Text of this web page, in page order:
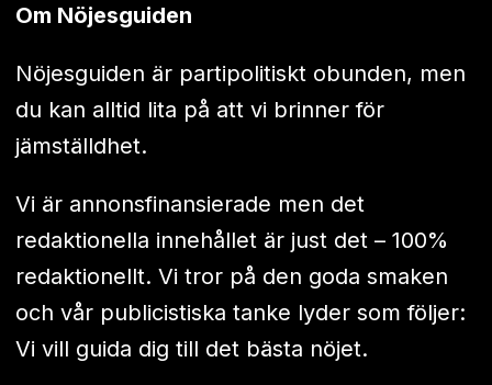
Om Nöjesguiden
Nöjesguiden är partipolitiskt obunden, men
du kan alltid lita på att vi brinner för
jämställdhet.
Vi är annonsfinansierade men det
redaktionella innehållet är just det – 100%
redaktionellt. Vi tror på den goda smaken
och vår publicistiska tanke lyder som följer:
Vi vill guida dig till det bästa nöjet.